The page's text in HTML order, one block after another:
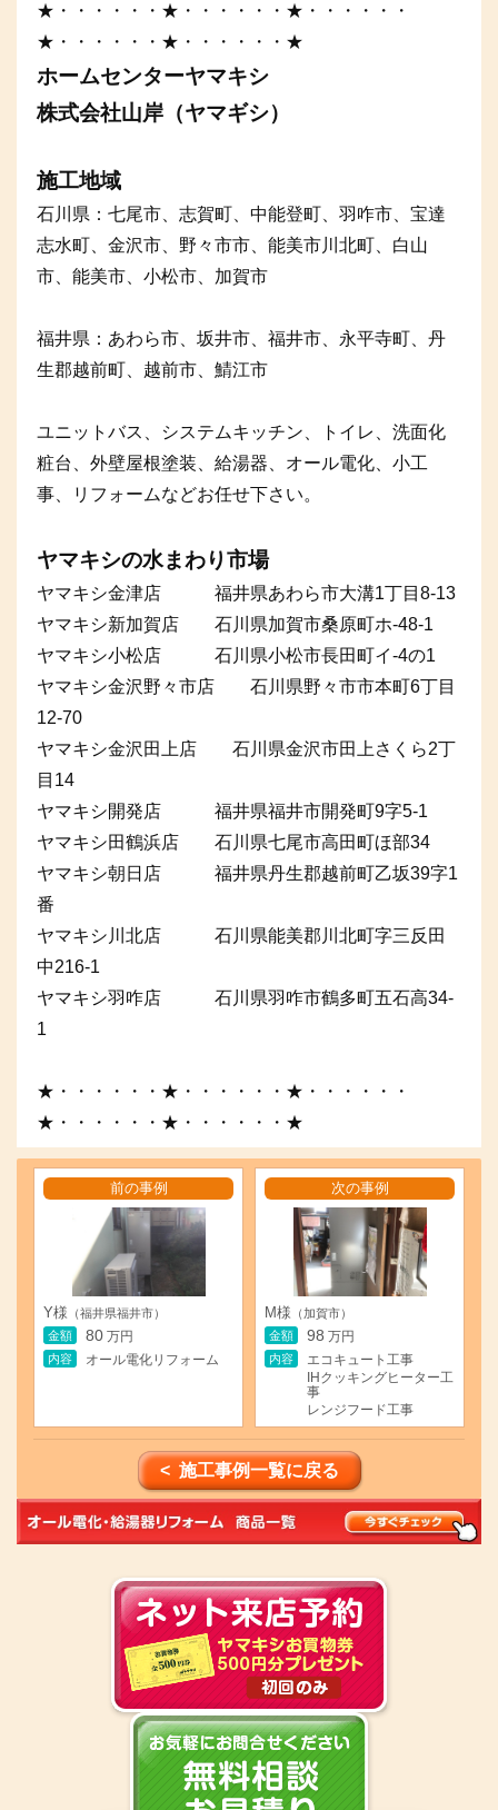
★・・・・・・★・・・・・・★・・・・・・
★・・・・・・★・・・・・・★
ホームセンターヤマキシ
株式会社山岸（ヤマギシ）
施工地域
石川県：七尾市、志賀町、中能登町、羽咋市、宝達
志水町、金沢市、野々市市、能美市川北町、白山
市、能美市、小松市、加賀市
福井県：あわら市、坂井市、福井市、永平寺町、丹
生郡越前町、越前市、鯖江市
ユニットバス、システムキッチン、トイレ、洗面化
粧台、外壁屋根塗装、給湯器、オール電化、小工
事、リフォームなどお任せ下さい。
ヤマキシの水まわり市場
ヤマキシ金津店 福井県あわら市大溝1丁目8-13
ヤマキシ新加賀店 石川県加賀市桑原町ホ-48-1
ヤマキシ小松店 石川県小松市長田町イ-4の1
ヤマキシ金沢野々市店 石川県野々市市本町6丁目
12-70
ヤマキシ金沢田上店 石川県金沢市田上さくら2丁
目14
ヤマキシ開発店 福井県福井市開発町9字5-1
ヤマキシ田鶴浜店 石川県七尾市高田町ほ部34
ヤマキシ朝日店 福井県丹生郡越前町乙坂39字1
番
ヤマキシ川北店 石川県能美郡川北町字三反田
中216-1
ヤマキシ羽咋店 石川県羽咋市鶴多町五石高34-
1
★・・・・・・★・・・・・・★・・・・・・
★・・・・・・★・・・・・・★
前の事例
Y様 （福井県福井市）
金額
80 万円
内容
オール電化リフォーム
次の事例
M様 （加賀市）
金額
98 万円
内容
エコキュート工事
IHクッキングヒーター工
事
レンジフード工事
< 施工事例一覧に戻る